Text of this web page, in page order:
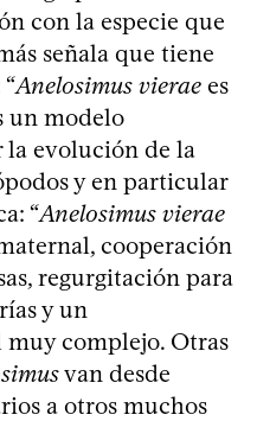
con la especie que
señala que tiene
Anelosimus vierae es
un modelo
la evolución de la
y en particular
“Anelosimus vierae
cooperación
regurgitación para
y un
complejo. Otras
van desde
a otros muchos